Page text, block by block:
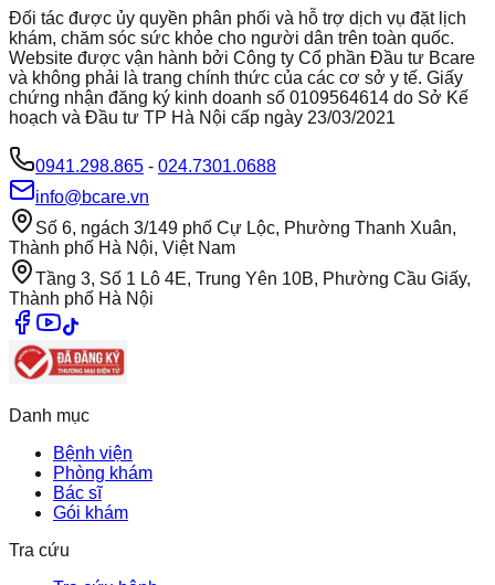
Đối tác được ủy quyền phân phối và hỗ trợ dịch vụ đặt lịch
khám, chăm sóc sức khỏe cho người dân trên toàn quốc.
Website được vận hành bởi Công ty Cổ phần Đầu tư Bcare
và không phải là trang chính thức của các cơ sở y tế. Giấy
chứng nhận đăng ký kinh doanh số 0109564614 do Sở Kế
hoạch và Đầu tư TP Hà Nội cấp ngày 23/03/2021
0941.298.865 - 024.7301.0688
info@bcare.vn
Số 6, ngách 3/149 phố Cự Lộc, Phường Thanh Xuân,
Thành phố Hà Nội, Việt Nam
Tầng 3, Số 1 Lô 4E, Trung Yên 10B, Phường Cầu Giấy,
Thành phố Hà Nội
Danh mục
Bệnh viện
Phòng khám
Bác sĩ
Gói khám
Tra cứu